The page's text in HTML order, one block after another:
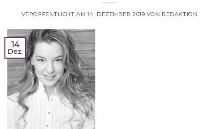
VERÖFFENTLICHT AM 14. DEZEMBER 2019 VON REDAKTION
14
Dez.